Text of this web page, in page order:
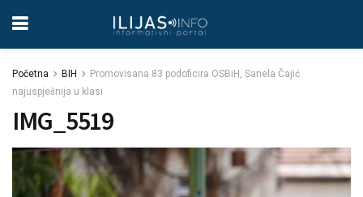
Početna BIH
Promovisana 83 podoficira OSBiH, Sanela Čajić
najuspješnija u klasi
IMG_5519